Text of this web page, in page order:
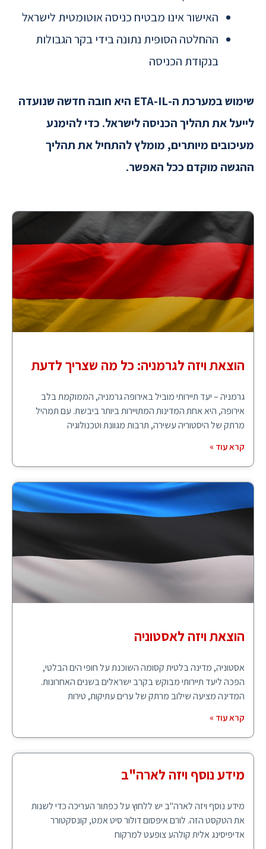
האישור אינו מבטיח כניסה אוטומטית לישראל
ההחלטה הסופית נתונה בידי בקר הגבולות
בנקודת הכניסה
שימוש במערכת ה-ETA-IL היא חובה חדשה שנועדה
לייעל את תהליך הכניסה לישראל. כדי להימנע
מעיכובים מיותרים, מומלץ להתחיל את תהליך
ההגשה מוקדם ככל האפשר.
הוצאת ויזה לגרמניה: כל מה שצריך לדעת
גרמניה – יעד תיירותי מוביל באירופה גרמניה, הממוקמת בלב
אירופה, היא אחת המדינות המתויירות ביותר ביבשת. עם תמהיל
מרתק של היסטוריה עשירה, תרבות מגוונת וטכנולוגיה
קרא עוד »
הוצאת ויזה לאסטוניה
אסטוניה, מדינה בלטית קסומה השוכנת על חופי הים הבלטי,
הפכה ליעד תיירותי מבוקש בקרב ישראלים בשנים האחרונות.
המדינה מציעה שילוב מרתק של ערים עתיקות, טירות
קרא עוד »
מידע נוסף ויזה לארה"ב
מידע נוסף ויזה לארה"ב יש ללחוץ על כפתור העריכה כדי לשנות
את הטקסט הזה. לורם איפסום דולור סיט אמט, קונסקטורר
אדיפיסינג אלית קולהע צופעט למרקוח